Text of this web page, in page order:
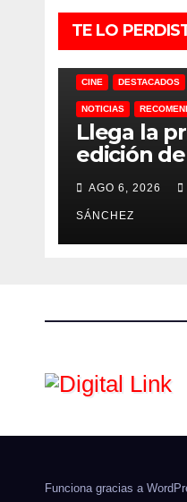
TE LO
CINE DESTACADOS
NOTICIAS
Llega la
edición
MX a
AGO 6, 2026
SÁNCHEZ
Funciona gracias a